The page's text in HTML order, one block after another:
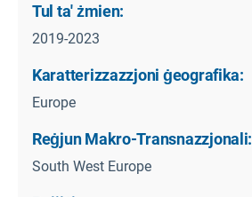
Tul ta' żmien:
2019-2023
Karatterizzazzjoni ġeografika:
Europe
Reġjun Makro-Transnazzjonali:
South West Europe